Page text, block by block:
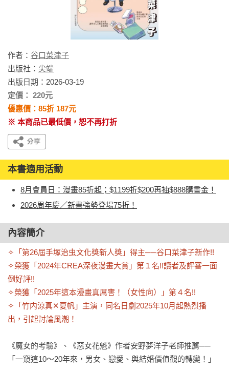
作者： 谷口菜津子
出版社： 尖端
出版日期：2026-03-19
定價： 220元
優惠價：85折 187元
※ 本商品已最低價，恕不再打折
本書適用活動
8月會員日：漫畫85折起；$1199折$200再抽$888購書金！
2026周年慶／新書強勢登場75折！
內容簡介
✧「第26屆手塚治虫文化獎新人獎」得主──谷口菜津子新作!!
✧榮獲「2024年CREA深夜漫畫大賞」第１名!!讀者及評審一面
倒好評!!
✧榮獲「2025年這本漫畫真厲害！（女性向）」第４名!!
✧「竹内涼真✕夏帆」主演，同名日劇2025年10月起熱烈播
出，引起討論風潮！
《魔女的考驗》、《惡女花魁》作者安野夢洋子老師推薦──
「一窺這10～20年來，男女、戀愛、與結婚價值觀的轉變！」